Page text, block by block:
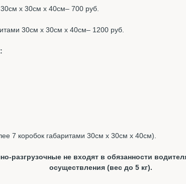
х 30см х 40см– 700 руб.
30см х 30см х 40см– 1200 руб.
7 коробок габаритами 30см х 30см х 40см).
разгрузочные не входят в обязанности
осуществления (вес до 5 кг).